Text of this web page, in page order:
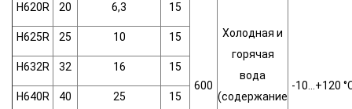
600
Холодная и
горячая
вода
(содержание
-10…+120
H620R 20 6,3 15
H625R 25 10 15
H632R 32 16 15
H640R 40 25 15